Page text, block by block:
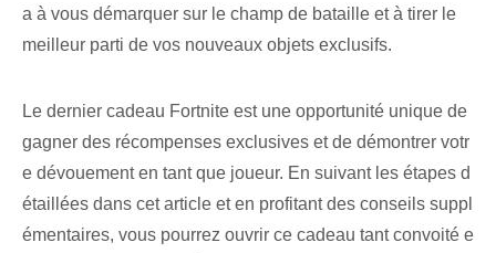
a à vous démarquer sur le champ de bataille et à tirer le
meilleur parti de vos nouveaux objets exclusifs.
Le dernier cadeau Fortnite est une opportunité unique de
gagner des récompenses exclusives et de démontrer votr
e dévouement en tant que joueur. En suivant les étapes d
étaillées dans cet article et en profitant des conseils suppl
émentaires, vous pourrez ouvrir ce cadeau tant convoité e